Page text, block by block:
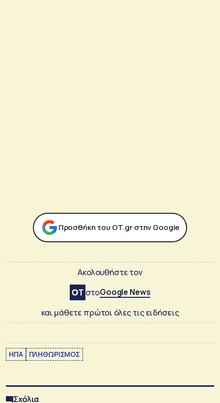
Προσθήκη του ΟΤ.gr στην Google
Ακολουθήστε τον
στοGoogle News
και μάθετε πρώτοι όλες τις ειδήσεις
ΗΠΑ ΠΛΗΘΩΡΙΣΜΟΣ
Σχόλια